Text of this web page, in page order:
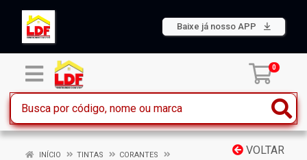
Baixe já nosso APP
0
VOLTAR
INÍCIO TINTAS
CORANTES